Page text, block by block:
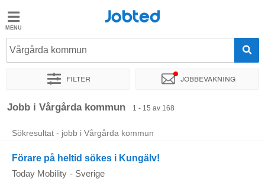
Jobted
Jobb
Jobted
Vårgårda kommun
Filter Jobbevakning
Sortera efter Företag
Jobb i Vårgårda kommun 1 - 15 av 168
Sökresultat - jobb i Vårgårda kommun
Förare på heltid sökes i Kungälv!
Today Mobility - Sverige